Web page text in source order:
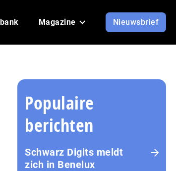
Magazine Nieuwsbrief
Populaire
berichten
Schwarz Digits meldt
zich in Benelux